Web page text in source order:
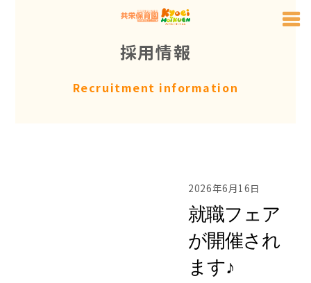
採用情報
Recruitment information
2026年6月16日
就職フェア
が開催され
ます♪